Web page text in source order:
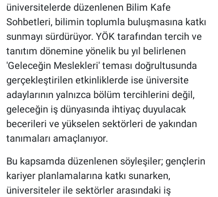
üniversitelerde düzenlenen Bilim Kafe
Sohbetleri, bilimin toplumla buluşmasına katkı
sunmayı sürdürüyor. YÖK tarafından tercih ve
tanıtım dönemine yönelik bu yıl belirlenen
'Geleceğin Meslekleri' teması doğrultusunda
gerçekleştirilen etkinliklerde ise üniversite
adaylarının yalnızca bölüm tercihlerini değil,
geleceğin iş dünyasında ihtiyaç duyulacak
becerileri ve yükselen sektörleri de yakından
tanımaları amaçlanıyor.
Bu kapsamda düzenlenen söyleşiler; gençlerin
kariyer planlamalarına katkı sunarken,
üniversiteler ile sektörler arasındaki iş